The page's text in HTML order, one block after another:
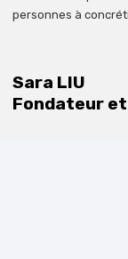
personnes à
Sara LIU
Fondateur et